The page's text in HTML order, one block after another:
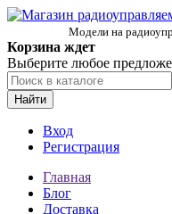
Модели на
Корзина ждет
Выберите любое
Найти
Вход
Регистрация
Главная
Блог
Доставка